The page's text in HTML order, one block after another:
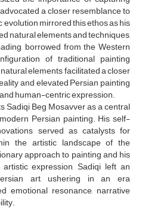
a closer resemblance to
mirrored this ethos as his
natural elements and techniques,
borrowed from the Western
of traditional painting
elements facilitated a closer
and elevated Persian painting
human-centric expression.
Sadiqi Beg Mosavver as a central
Persian painting. His self-
served as catalysts for
the artistic landscape of the
approach to painting and his
expression, Sadiqi left an
art, ushering in an era
emotional resonance, narrative